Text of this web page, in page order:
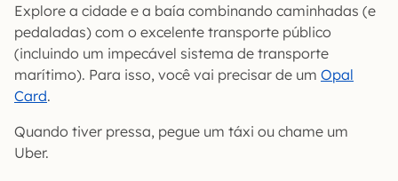
Explore a cidade e a baía combinando caminhadas (e
pedaladas) com o excelente transporte público
(incluindo um impecável sistema de transporte
marítimo). Para isso, você vai precisar de um Opal
Card.
Quando tiver pressa, pegue um táxi ou chame um
Uber.